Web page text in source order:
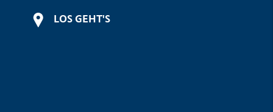
LOS GEHT'S